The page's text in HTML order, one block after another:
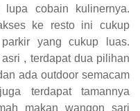
cobain kulinernya.
ke resto ini cukup
yang cukup luas.
, terdapat dua pilihan
ada outdoor semacam
terdapat tamannya
makan wangon sari